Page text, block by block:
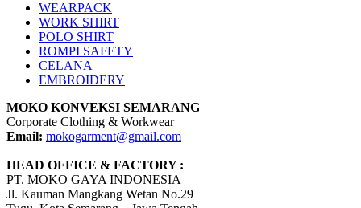
WEARPACK
WORK SHIRT
POLO SHIRT
ROMPI SAFETY
CELANA
EMBROIDERY
MOKO KONVEKSI SEMARANG
Corporate Clothing & Workwear
Email: mokogarment@gmail.com
HEAD OFFICE & FACTORY :
PT. MOKO GAYA INDONESIA
Jl. Kauman Mangkang Wetan No.29